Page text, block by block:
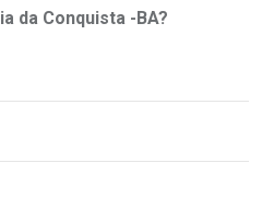
da Conquista -BA?